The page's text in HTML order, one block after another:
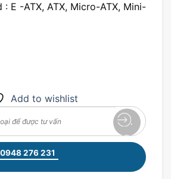
E -ATX, ATX, Micro-ATX, Mini-
Add to wishlist
0948 276 231